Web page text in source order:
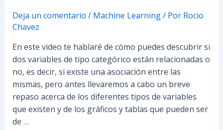
Deja un comentario / Machine Learning/ Por Rocio
Chavez
En este video te hablaré de cómo puedes descubrir si
dos variables de tipo categórico están relacionadas o
no, es decir, si existe una asociación entre las
mismas, pero antes llevaremos a cabo un breve
repaso acerca de los diferentes tipos de variables
que existen y de los gráficos y tablas que pueden ser
de …